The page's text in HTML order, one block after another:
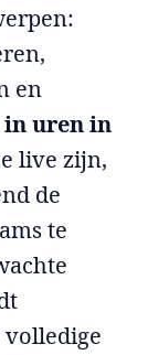
en
in uren in
live zijn,
de
te